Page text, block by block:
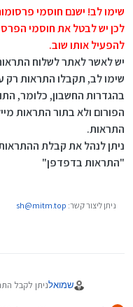
שימו לב! ישנם חוסמי
לכן יש לבטל את חוסמי
להפעיל אותו שוב.
יש לאשר לאתר לשלוח
שימו לב, תקבלו התראות רק
בהגדרות החשבון, כלומר,
הפורום ולא בתור התראות
התראות.
ניתן לנהל את קבלת
"התראות בדפדפן"
ניתן ליצור קשר: sh@mitm.top
שמואלניתן לקבל